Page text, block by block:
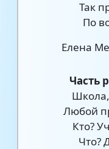
Так
По
Елена
Часть
Любой
Кто?
Что?